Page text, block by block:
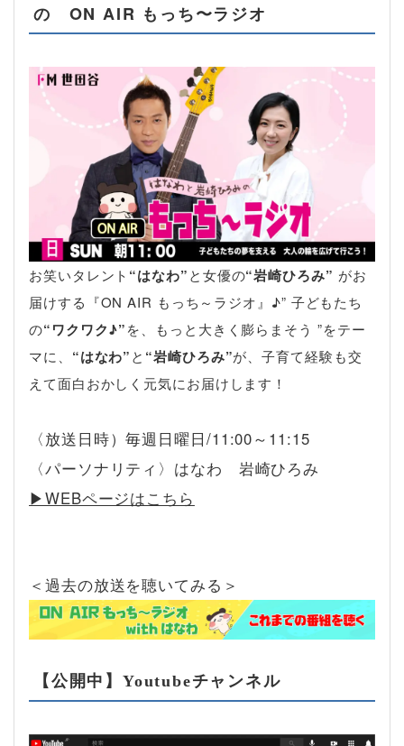
の ON AIR もっち〜ラジオ
お笑いタレント “はなわ”と女優の“岩崎ひろみ” がお
届けする『ON AIR もっち～ラジオ』♪” 子どもたち
の“ワクワク♪”を、もっと大きく膨らまそう ”をテー
マに、 “はなわ”と “岩崎ひろみ”が、子育て経験も交
えて面白おかしく元気にお届けします！
〈放送日時）毎週日曜日/11:00～11:15
〈パーソナリティ〉はなわ 岩崎ひろみ
▶︎WEBページはこちら
＜過去の放送を聴いてみる＞
【公開中】Youtubeチャンネル